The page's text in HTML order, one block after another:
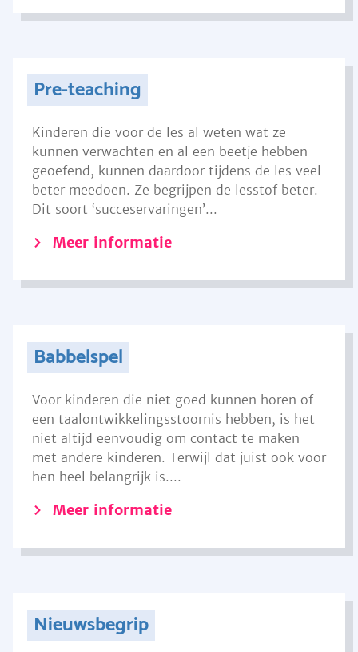
Pre-teaching
Kinderen die voor de les al weten wat ze
kunnen verwachten en al een beetje hebben
geoefend, kunnen daardoor tijdens de les veel
beter meedoen. Ze begrijpen de lesstof beter.
Dit soort ‘succeservaringen’...
Meer informatie
Babbelspel
Voor kinderen die niet goed kunnen horen of
een taalontwikkelingsstoornis hebben, is het
niet altijd eenvoudig om contact te maken
met andere kinderen. Terwijl dat juist ook voor
hen heel belangrijk is....
Meer informatie
Nieuwsbegrip